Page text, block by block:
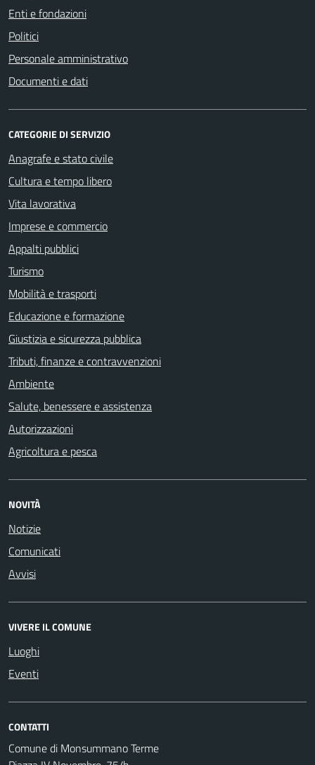
Enti e fondazioni
Politici
Personale amministrativo
Documenti e dati
CATEGORIE DI SERVIZIO
Anagrafe e stato civile
Cultura e tempo libero
Vita lavorativa
Imprese e commercio
Appalti pubblici
Turismo
Mobilità e trasporti
Educazione e formazione
Giustizia e sicurezza pubblica
Tributi, finanze e contravvenzioni
Ambiente
Salute, benessere e assistenza
Autorizzazioni
Agricoltura e pesca
NOVITÀ
Notizie
Comunicati
Avvisi
VIVERE IL COMUNE
Luoghi
Eventi
CONTATTI
Comune di Monsummano Terme